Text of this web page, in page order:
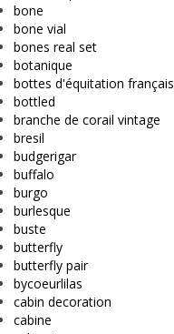
bone
bone vial
bones real set
botanique
bottes d'équitation français
bottled
branche de corail vintage
bresil
budgerigar
buffalo
burgo
burlesque
buste
butterfly
butterfly pair
bycoeurlilas
cabin decoration
cabine